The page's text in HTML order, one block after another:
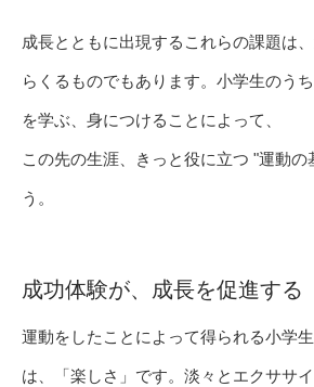
成長とともに出現するこれらの課題は
らくるものでもあります。小学生のう
を学ぶ、身につけることによって、
この先の生涯、きっと役に立つ "運動の
う。
成功体験が、成長を促進する
運動をしたことによって得られる小学
は、「楽しさ」です。淡々とエクササ